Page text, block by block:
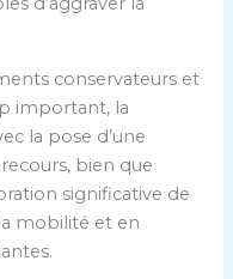
conservateurs et
important, la
la pose d’une
bien que
significative de
mobilité et en